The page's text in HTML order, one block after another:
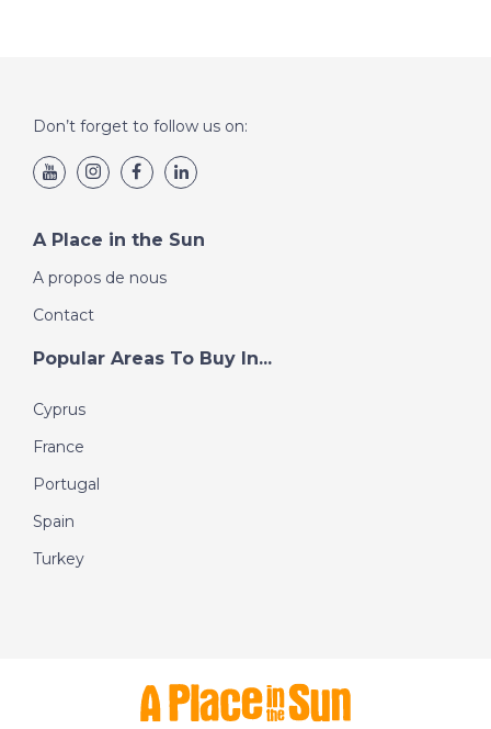
Don’t forget to follow us on:
A Place in the Sun
A propos de nous
Contact
Popular Areas To Buy In...
Cyprus
France
Portugal
Spain
Turkey